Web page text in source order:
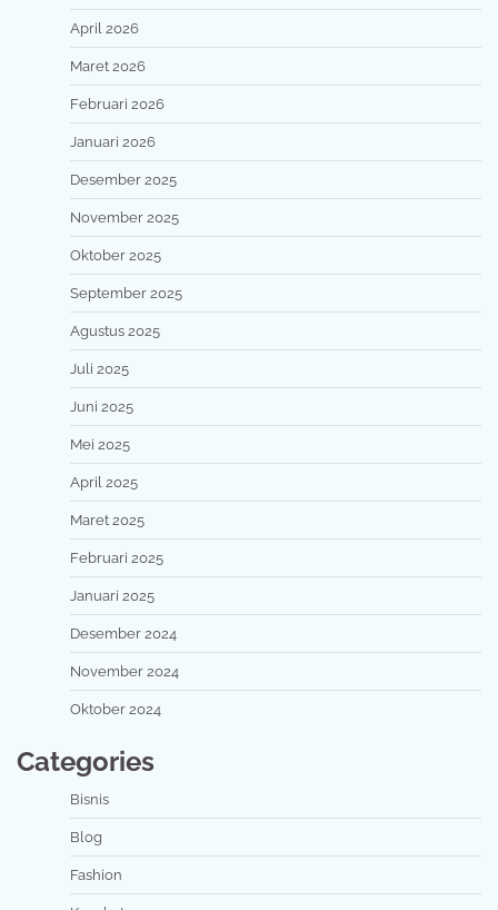
April 2026
Maret 2026
Februari 2026
Januari 2026
Desember 2025
November 2025
Oktober 2025
September 2025
Agustus 2025
Juli 2025
Juni 2025
Mei 2025
April 2025
Maret 2025
Februari 2025
Januari 2025
Desember 2024
November 2024
Oktober 2024
Categories
Bisnis
Blog
Fashion